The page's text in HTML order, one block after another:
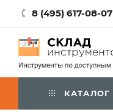
8 (495) 617-08-07
КАТАЛОГ